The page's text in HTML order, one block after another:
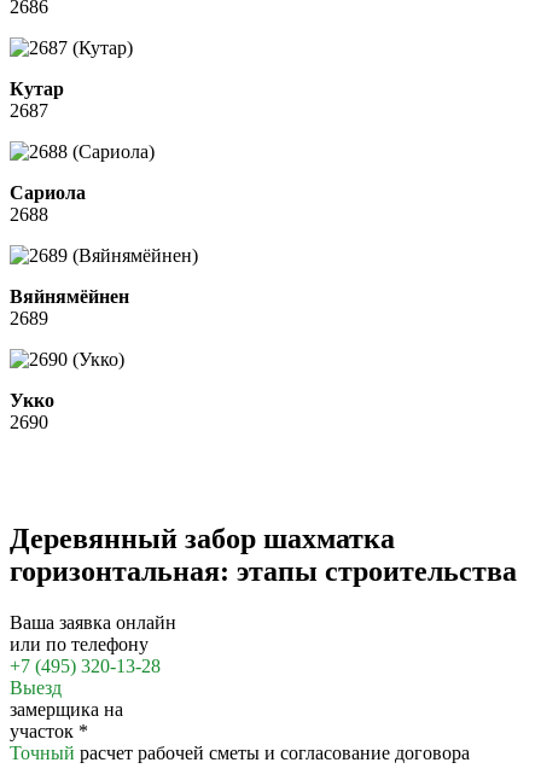
2686
Кутар
2687
Сариола
2688
Вяйнямёйнен
2689
Укко
2690
Деревянный забор шахматка
горизонтальная: этапы строительства
Ваша заявка онлайн
или по телефону
+7 (495) 320-13-28
Выезд
замерщика на
участок *
Точный расчет рабочей сметы и согласование договора